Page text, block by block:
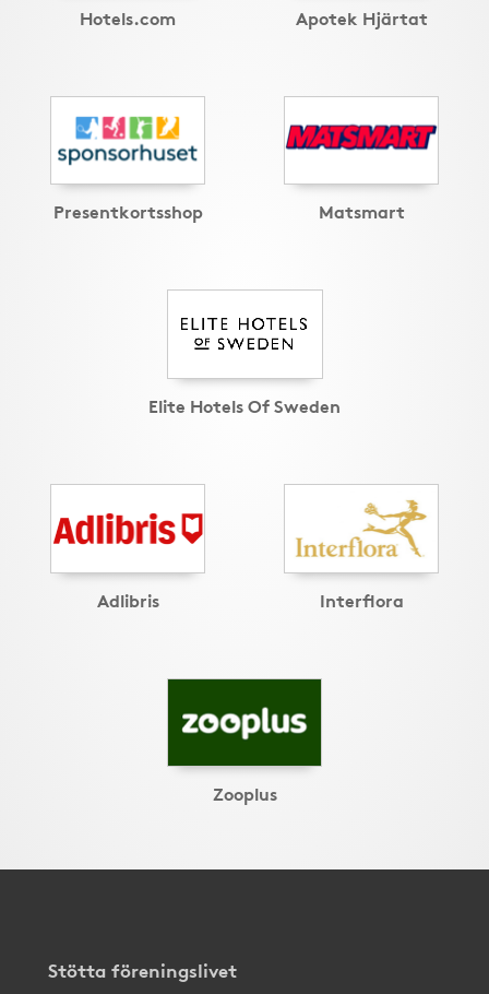
Hotels.com Apotek Hjärtat
Presentkortsshop Matsmart
Elite Hotels Of Sweden
Adlibris Interflora
Zooplus
Stötta föreningslivet